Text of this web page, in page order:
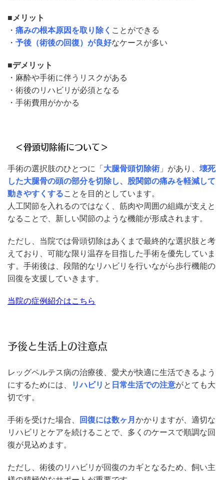
■メリット
・ 痛みの根本原因を取り除く ことができる
・ 予後（術後の回復）が良好なケースが多い
■デメリット
・麻酔や手術に伴うリスクがある
・術後のリハビリが必須となる
・手術費用がかかる
＜骨頭切除術について＞
手術の選択肢のひとつに「 大腿骨頭切除術 」があり、 壊死
した大腿骨の頭の部分を切除し、股関節の痛みを軽減して
動きやすくすることを目的としています。
人工関節を入れるのではなく、筋肉や周囲の組織が支えと
なることで、新しい関節のような機能が形成されます。
ただし、当院では骨頭切除はあくまで最終的な選択肢と考
えており、可能な限り温存を目指した手術を優先していま
す。手術後は、段階的なリハビリを行いながら歩行機能の
回復を支援していきます。
当院の症例紹介はこちら
予後と生活上の注意点
レッグペルテス病の治療後、愛犬が快適に生活できるよう
にするためには、
リハビリ と 日常生活での注意がとても大
切です。
手術を受けた場合、 回復には数ヶ月 かかりますが、適切な
リハビリとケアを続けることで、多くのケースで順調な回
復が見込めます。
ただし、術後のリハビリが回復のカギとなるため、飼い主